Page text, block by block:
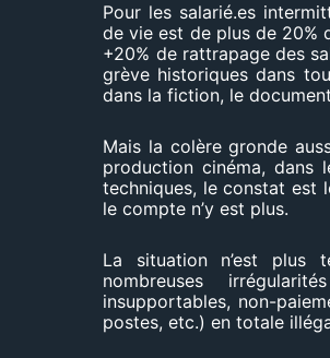
Pour les salarié.es
de vie est de plus de 20%
+20% de rattrapage des
grève historiques dans
dans la fiction, le
Mais la colère gronde
production cinéma, dans
techniques, le constat est
le compte n’y est plus.
La situation n’est plus
nombreuses
insupportables, non-
postes, etc.) en totale